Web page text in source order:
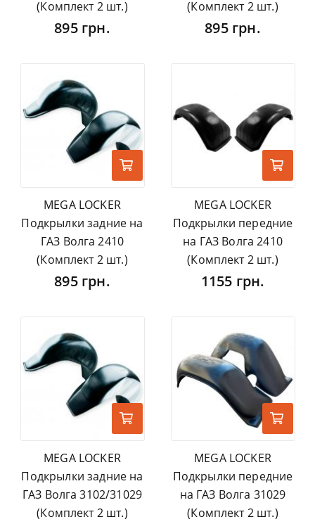
(Комплект 2 шт.)
895 грн.
(Комплект 2 шт.)
895 грн.
MEGA LOCKER
Подкрылки задние на
ГАЗ Волга 2410
(Комплект 2 шт.)
895 грн.
MEGA LOCKER
Подкрылки передние
на ГАЗ Волга 2410
(Комплект 2 шт.)
1155 грн.
MEGA LOCKER
Подкрылки задние на
ГАЗ Волга 3102/31029
(Комплект 2 шт.)
MEGA LOCKER
Подкрылки передние
на ГАЗ Волга 31029
(Комплект 2 шт.)